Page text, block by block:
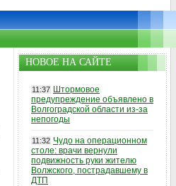
НОВОЕ НА САЙТЕ
11:37 Штормовое
предупреждение объявлено в
Волгоградской области из-за
непогоды
11:32 Чудо на операционном
столе: врачи вернули
подвижность руки жителю
Волжского, пострадавшему в
ДТП